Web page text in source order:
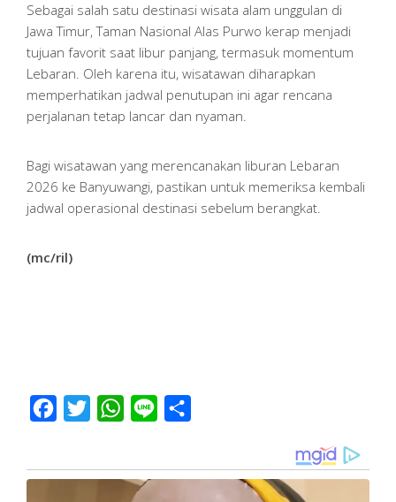
Sebagai salah satu destinasi wisata alam unggulan di
Jawa Timur, Taman Nasional Alas Purwo kerap menjadi
tujuan favorit saat libur panjang, termasuk momentum
Lebaran. Oleh karena itu, wisatawan diharapkan
memperhatikan jadwal penutupan ini agar rencana
perjalanan tetap lancar dan nyaman.
Bagi wisatawan yang merencanakan liburan Lebaran
2026 ke Banyuwangi, pastikan untuk memeriksa kembali
jadwal operasional destinasi sebelum berangkat.
(mc/ril)
Facebook
Twitter WhatsApp
Line